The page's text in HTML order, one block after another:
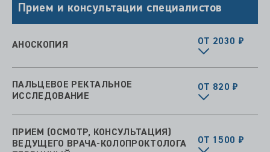
Прием и консультации специалистов
АНОСКОПИЯ ОТ 2030 ₽
ПАЛЬЦЕВОЕ РЕКТАЛЬНОЕ
ИССЛЕДОВАНИЕ
ОТ 820 ₽
ПРИЕМ (ОСМОТР, КОНСУЛЬТАЦИЯ)
ВЕДУЩЕГО ВРАЧА-КОЛОПРОКТОЛОГА
ОТ 1500 ₽